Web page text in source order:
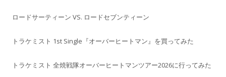
ロードサーティーン VS. ロードセブンティーン
トラケミスト 1st Single『オーバーヒートマン』を買ってみた
トラケミスト 全焼戦隊オーバーヒートマンツアー2026に行ってみた